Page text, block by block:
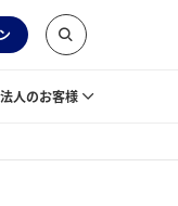
法人のお客様